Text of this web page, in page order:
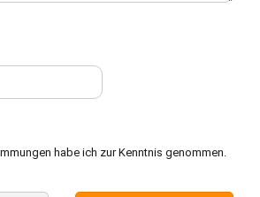
habe ich zur Kenntnis genommen.